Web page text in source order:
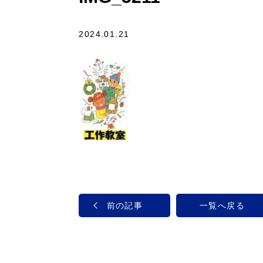
2024.01.21
前の記事 一覧へ戻る